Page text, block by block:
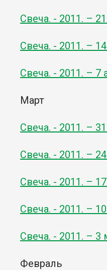
Свеча. - 2011. –
Свеча. - 2011. –
Свеча. - 2011. – 7
Март
Свеча. - 2011. –
Свеча. - 2011. –
Свеча. - 2011. –
Свеча. - 2011. –
Свеча. - 2011. – 3
Февраль